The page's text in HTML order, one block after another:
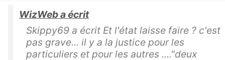
WizWeb a écrit
Skippy69 a écrit Et l'état laisse faire ? c'est
pas grave... il y a la justice pour les
particuliers et pour les autres ...."deux